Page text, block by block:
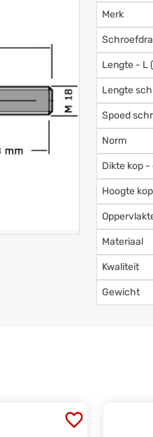
Merk
Lengte - L
Lengte
Spoed
Norm
Dikte kop -
Hoogte
Materiaal
Kwaliteit
Gewicht